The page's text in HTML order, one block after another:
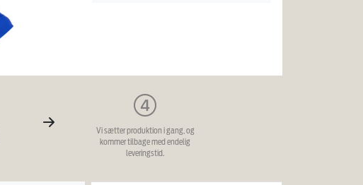
Vi sætter produktion i gang, og
kommer tilbage med endelig
leveringstid.